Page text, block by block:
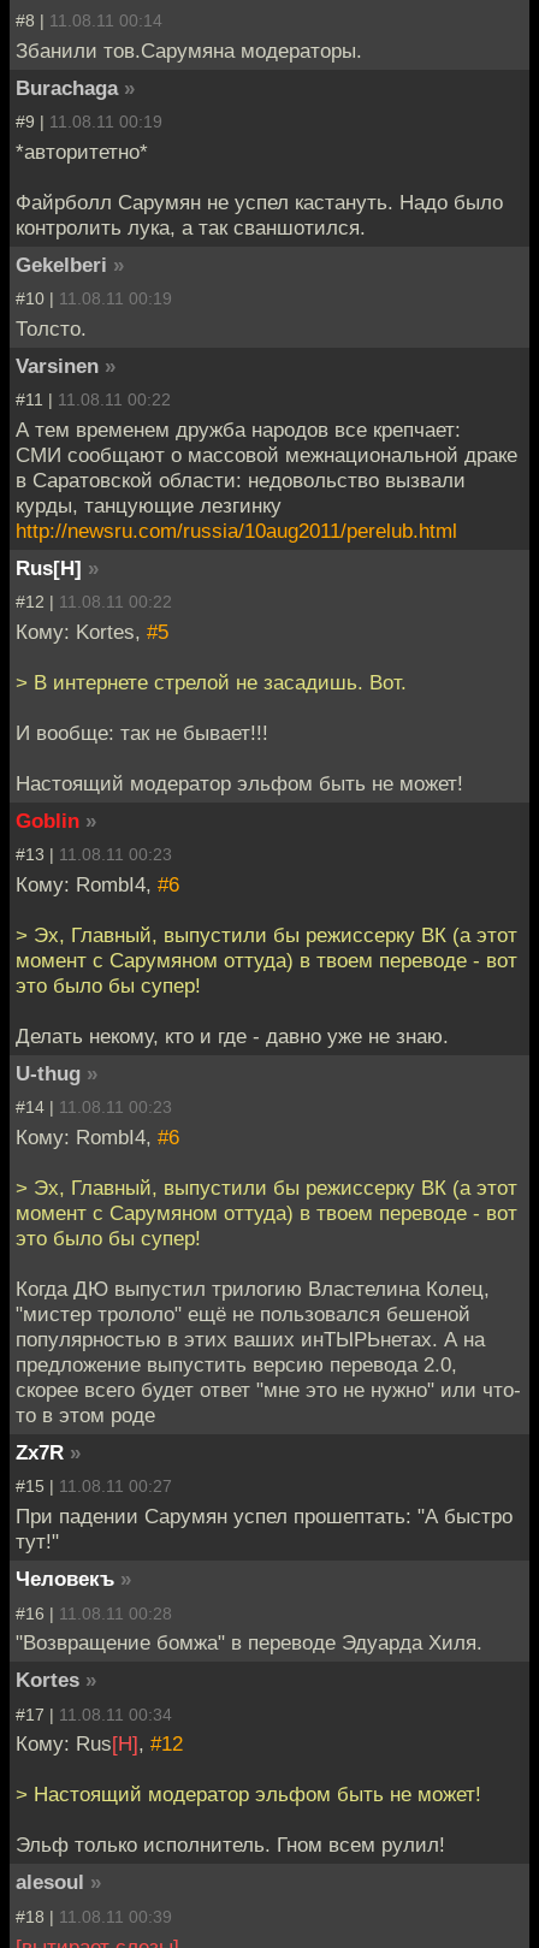
#8 | 11.08.11 00:14
Збанили тов.Сарумяна модераторы.
Burachaga »
#9 | 11.08.11 00:19
*авторитетно*
Файрболл Сарумян не успел кастануть. Надо было
контролить лука, а так сваншотился.
Gekelberi »
#10 | 11.08.11 00:19
Толсто.
Varsinen »
#11 | 11.08.11 00:22
А тем временем дружба народов все крепчает:
СМИ сообщают о массовой межнациональной драке
в Саратовской области: недовольство вызвали
курды, танцующие лезгинку
http://newsru.com/russia/10aug2011/perelub.html
Rus[H] »
#12 | 11.08.11 00:22
Кому: Kortes, #5
> В интернете стрелой не засадишь. Вот.
И вообще: так не бывает!!!
Настоящий модератор эльфом быть не может!
Goblin »
#13 | 11.08.11 00:23
Кому: RombI4, #6
> Эх, Главный, выпустили бы режиссерку ВК (а этот
момент c Сарумяном оттуда) в твоем переводе - вот
это было бы супер!
Делать некому, кто и где - давно уже не знаю.
U-thug »
#14 | 11.08.11 00:23
Кому: RombI4, #6
> Эх, Главный, выпустили бы режиссерку ВК (а этот
момент c Сарумяном оттуда) в твоем переводе - вот
это было бы супер!
Когда ДЮ выпустил трилогию Властелина Колец,
"мистер трололо" ещё не пользовался бешеной
популярностью в этих ваших инТЫРЬнетах. А на
предложение выпустить версию перевода 2.0,
скорее всего будет ответ "мне это не нужно" или что-
то в этом роде
Zx7R »
#15 | 11.08.11 00:27
При падении Сарумян успел прошептать: "А быстро
тут!"
Человекъ »
#16 | 11.08.11 00:28
"Возвращение бомжа" в переводе Эдуарда Хиля.
Kortes »
#17 | 11.08.11 00:34
Кому: Rus[H], #12
> Настоящий модератор эльфом быть не может!
Эльф только исполнитель. Гном всем рулил!
alesoul »
#18 | 11.08.11 00:39